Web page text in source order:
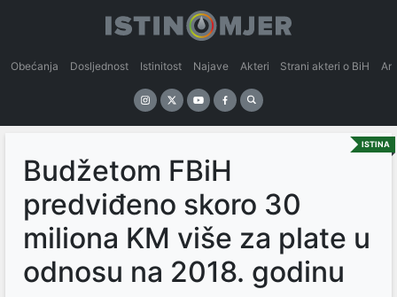
Obećanja Dosljednost Istinitost Najave Akteri Strani akteri o BiH
ISTINA
Budžetom FBiH
predviđeno skoro 30
miliona KM više za plate u
odnosu na 2018. godinu